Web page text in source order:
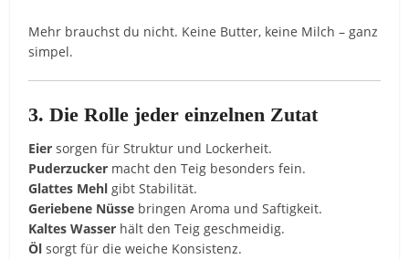
Mehr brauchst du nicht. Keine Butter, keine Milch – ganz
simpel.
3. Die Rolle jeder einzelnen Zutat
Eier sorgen für Struktur und Lockerheit.
Puderzucker macht den Teig besonders fein.
Glattes Mehl gibt Stabilität.
Geriebene Nüsse bringen Aroma und Saftigkeit.
Kaltes Wasser hält den Teig geschmeidig.
Öl sorgt für die weiche Konsistenz.